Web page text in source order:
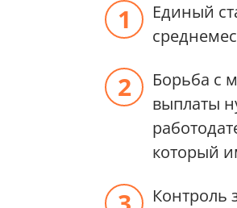
Единый
Борьба с
выплаты
который
Контроль